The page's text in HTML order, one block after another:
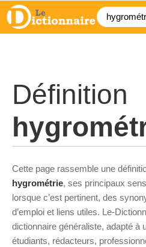
Définition
Cette page rassemble une
hygrométrie, ses principaux
lorsque c’est pertinent, des
d’emploi et liens utiles. Le-
dictionnaire généraliste, adapté à
étudiants, rédacteurs,